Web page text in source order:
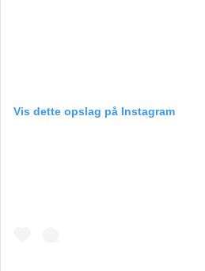
Vis dette opslag på Instagram